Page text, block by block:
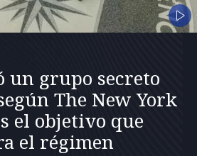
un grupo secreto
The New York
el objetivo que
el régimen